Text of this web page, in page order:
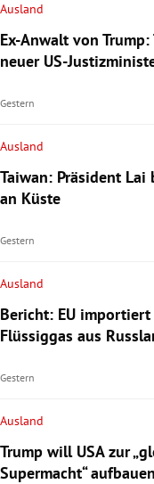
Ausland
Ex-Anwalt von
neuer US-
Gestern
Ausland
Taiwan: Präsident Lai
an Küste
Gestern
Ausland
Bericht: EU
Flüssiggas aus
Gestern
Ausland
Trump will USA zur
Supermacht“ aufbauen